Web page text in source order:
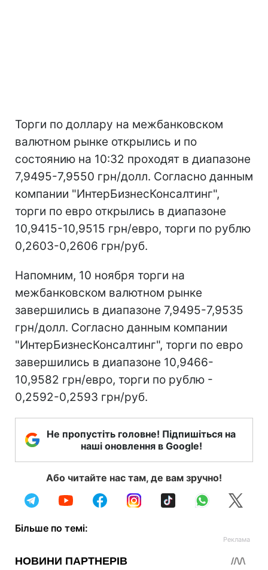
Торги по доллару на межбанковском
валютном рынке открылись и по
состоянию на 10:32 проходят в диапазоне
7,9495-7,9550 грн/долл. Согласно данным
компании "ИнтерБизнесКонсалтинг",
торги по евро открылись в диапазоне
10,9415-10,9515 грн/евро, торги по рублю
0,2603-0,2606 грн/руб.
Напомним, 10 ноября торги на
межбанковском валютном рынке
завершились в диапазоне 7,9495-7,9535
грн/долл. Согласно данным компании
"ИнтерБизнесКонсалтинг", торги по евро
завершились в диапазоне 10,9466-
10,9582 грн/евро, торги по рублю -
0,2592-0,2593 грн/руб.
Не пропустіть головне! Підпишіться на
наші оновлення в Google!
Або читайте нас там, де вам зручно!
Більше по темі: